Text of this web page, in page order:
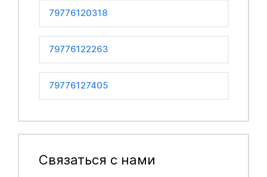
79776120318
79776122263
79776127405
Связаться с нами